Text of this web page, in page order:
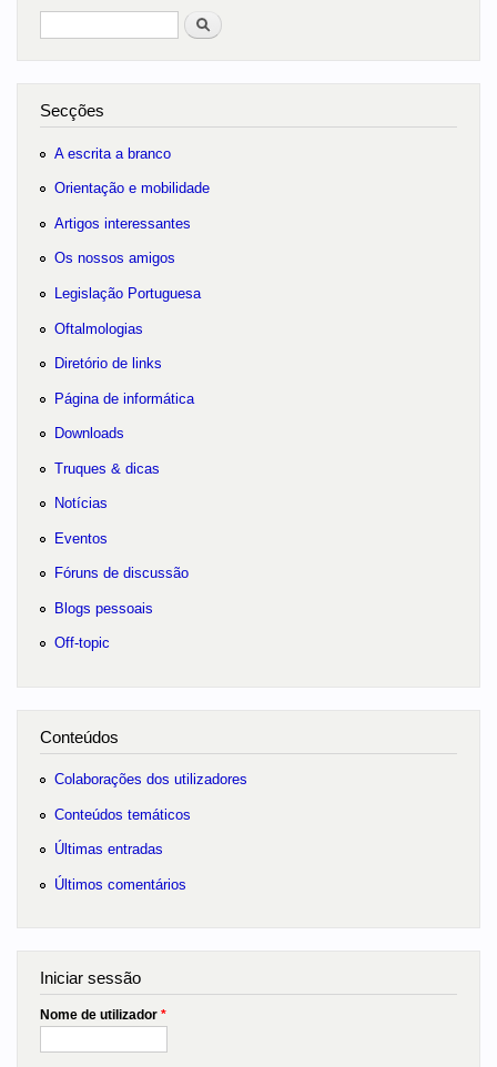
Pesquisar
no portal
Secções
A escrita a branco
Orientação e mobilidade
Artigos interessantes
Os nossos amigos
Legislação Portuguesa
Oftalmologias
Diretório de links
Página de informática
Downloads
Truques & dicas
Notícias
Eventos
Fóruns de discussão
Blogs pessoais
Off-topic
Conteúdos
Colaborações dos utilizadores
Conteúdos temáticos
Últimas entradas
Últimos comentários
Iniciar sessão
Nome de utilizador *